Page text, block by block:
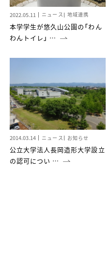
2022.05.11 ニュース 地域連携
本学学生が悠久山公園の「わん
わんトイレ」 …
2014.03.14 ニュース お知らせ
公立大学法人長岡造形大学設立
の認可につい …